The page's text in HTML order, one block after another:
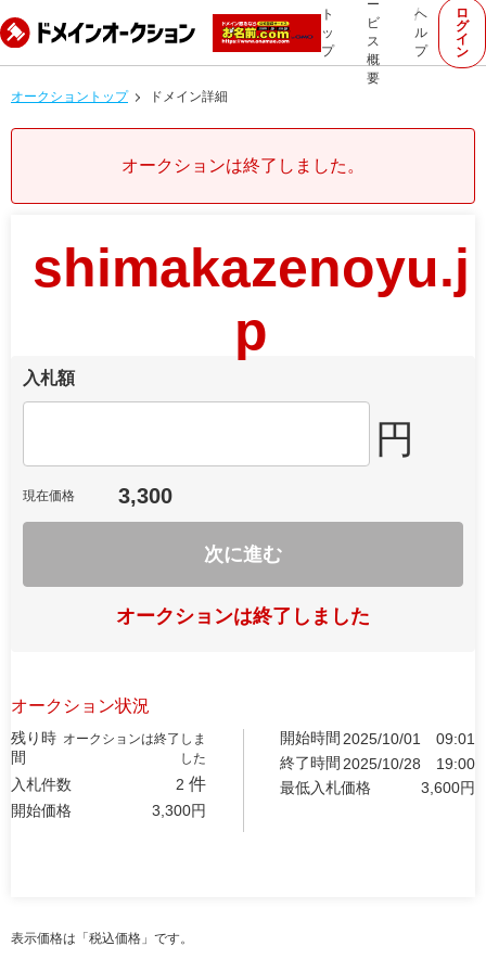
ト
ッ
プ
ー
ビ
ス
概
要
ヘ
ル
プ
ロ
グ
イ
ン
オークショントップ ドメイン詳細
オークションは終了しました。
shimakazenoyu.j
p
入札額
円
現在価格 3,300
次に進む
オークションは終了しました
オークション状況
残り時
間
オークションは終了しま
した
入札件数 2 件
開始価格 3,300円
開始時間 2025/10/01
09:01
終了時間 2025/10/28
19:00
最低入札価格
3,600円
表示価格は「税込価格」です。